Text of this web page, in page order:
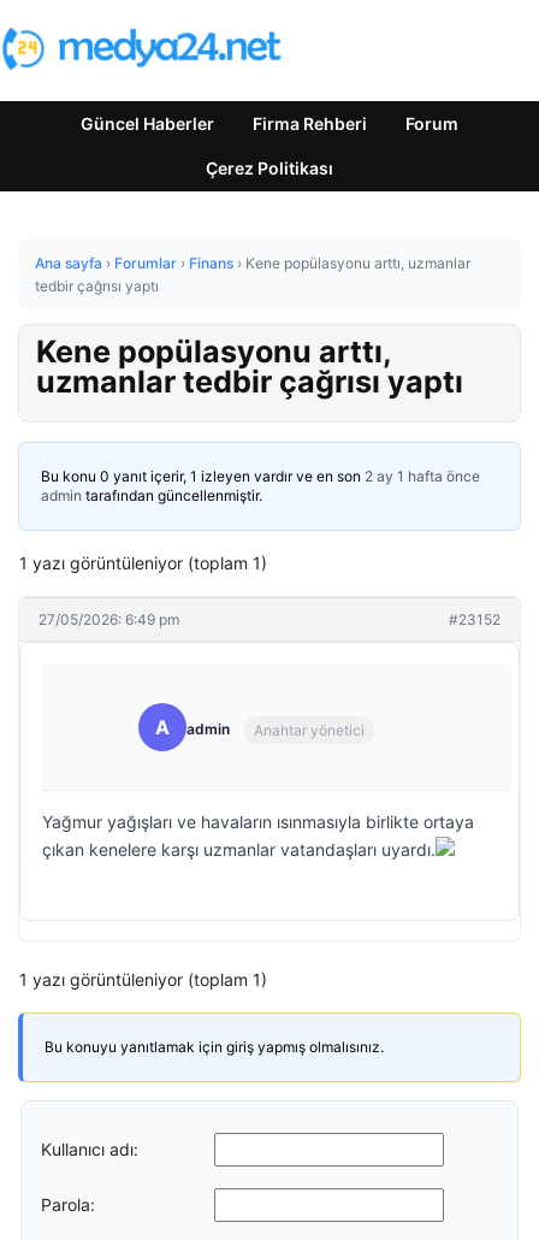
Güncel Haberler Firma Rehberi Forum
Çerez Politikası
Ana sayfa › Forumlar › Finans › Kene popülasyonu arttı, uzmanlar
tedbir çağrısı yaptı
Kene popülasyonu arttı,
uzmanlar tedbir çağrısı yaptı
Bu konu 0 yanıt içerir, 1 izleyen vardır ve en son 2 ay 1 hafta önce
admin tarafından güncellenmiştir.
1 yazı görüntüleniyor (toplam 1)
27/05/2026: 6:49 pm #23152
A admin Anahtar yönetici
Yağmur yağışları ve havaların ısınmasıyla birlikte ortaya
çıkan kenelere karşı uzmanlar vatandaşları uyardı.
1 yazı görüntüleniyor (toplam 1)
Bu konuyu yanıtlamak için giriş yapmış olmalısınız.
Kullanıcı adı:
Parola: